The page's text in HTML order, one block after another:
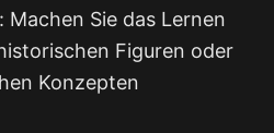
Machen Sie das Lernen
Figuren oder
Konzepten